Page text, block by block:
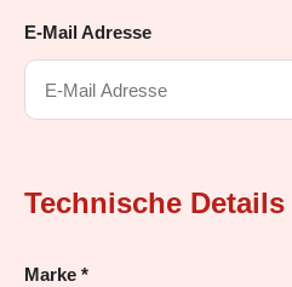
E-Mail Adresse
Technische Details
Marke *